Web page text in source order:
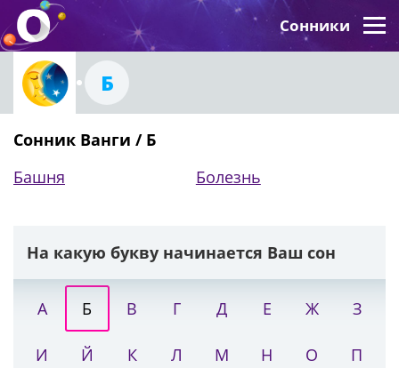
Сонники
Б
Сонник Ванги / Б
Башня
Болезнь
На какую букву начинается Ваш сон
А Б В Г Д Е Ж З
И Й К Л М Н О П